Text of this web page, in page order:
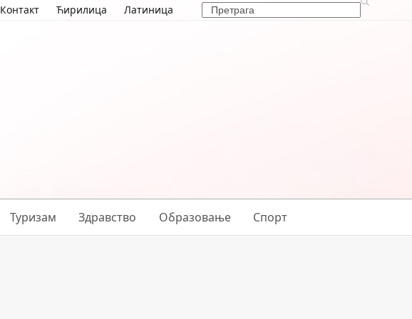
Контакт Ћирилица Латиница Search
Туризам Здравство Образовање Спорт